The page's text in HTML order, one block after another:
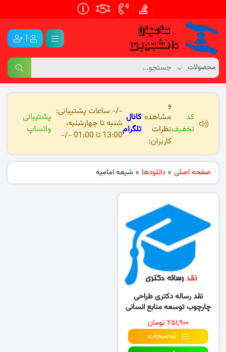
|
کد
تخفیف
و
مشاهده
نظرات
کاربران:
کانال
تلگرام
-/- ساعات پشتیبانی:
شنبه تا چهارشنبه،
13:00 تا 01:00 -/-
پشتیبانی
واتساپ
صفحه اصلی » دانلودها » شیعه امامیه
نقد رساله دکتری طراحی
چارچوب توسعه منابع انسانی
ملی مبتنی بر آرای حکمت
۲۵۱,۹۰۰ تومان
توضیحات